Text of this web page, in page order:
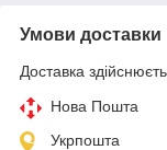
Умови доставки
Доставка
Нова Пошта
Укрпошта